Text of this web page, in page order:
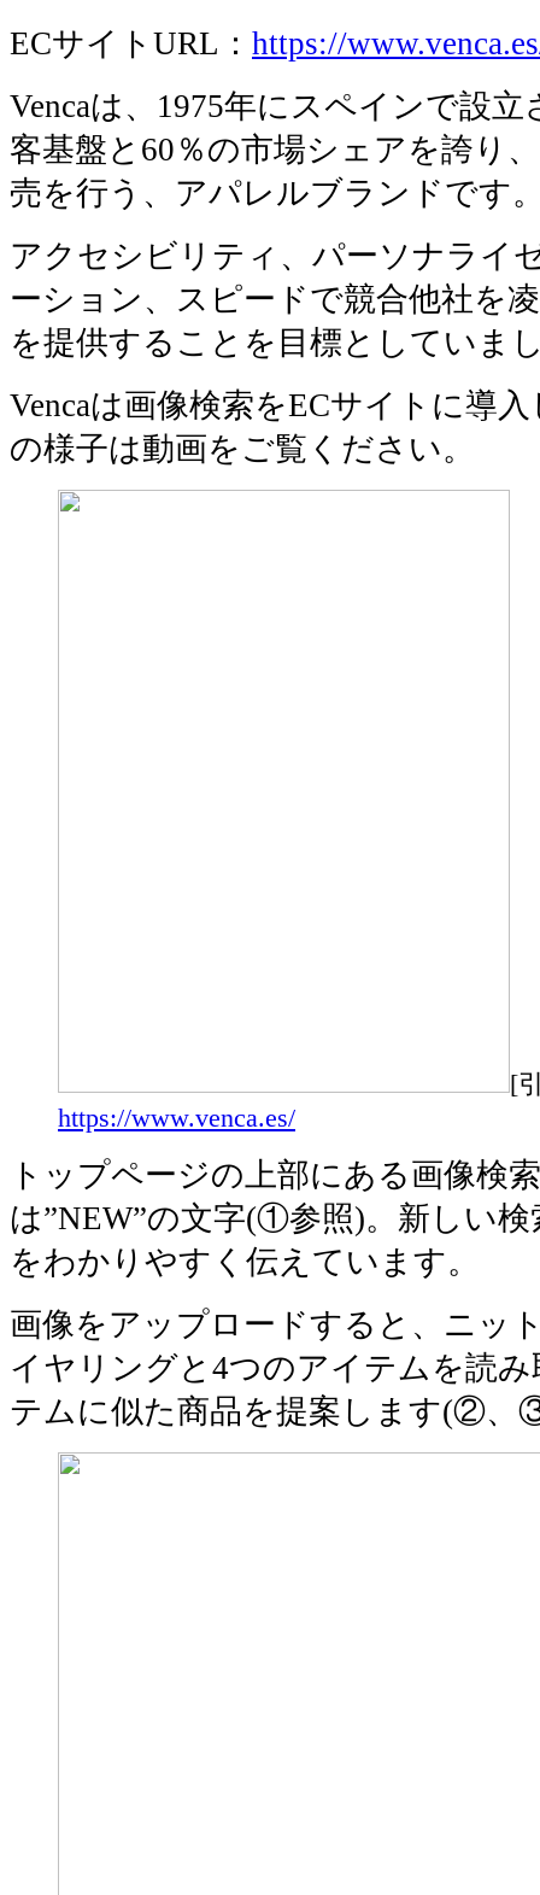
ECサイトURL： https://
Vencaは、1975年にスペインで設
客基盤と60％の市場シェアを誇り
売を行う、アパレルブランドです
アクセシビリティ、パーソナライ
ーション、スピードで競合他社を
を提供することを目標としていま
Vencaは画像検索をECサイトに導
の様子は動画をご覧ください。
[
https://www.venca.es/
トップページの上部にある画像検
は”NEW”の文字(①参照)。新しい
をわかりやすく伝えています。
画像をアップロードすると、ニッ
イヤリングと4つのアイテムを読
テムに似た商品を提案します(②、